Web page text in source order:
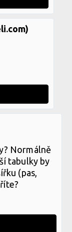
Normálně
tabulky by
(pas,